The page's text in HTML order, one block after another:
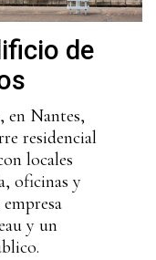
de
en Nantes,
residencial
locales
oficinas y
y un